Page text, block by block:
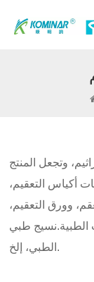
وتجعل المنتج
أكياس التعقيم،
وورق التعقيم،
الطبية.
الطبي، إلخ.